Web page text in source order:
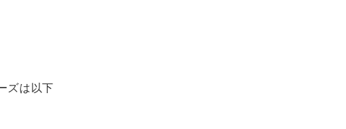
ズは以下